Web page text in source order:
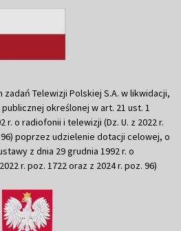
Telewizji Polskiej S.A. w likwidacji,
określonej w art. 21 ust. 1
r. o radiofonii i telewizji (Dz. U. z 2022 r.
96) poprzez udzielenie dotacji celowej, o
z dnia 29 grudnia 1992 r. o
r. poz. 1722 oraz z 2024 r. poz. 96)